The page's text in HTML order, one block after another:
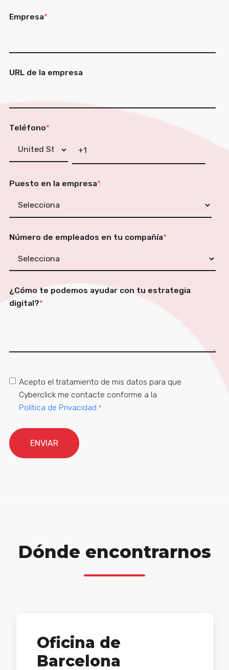
Empresa*
URL de la empresa
Teléfono*
Puesto en la empresa*
Número de empleados en tu compañía*
¿Cómo te podemos ayudar con tu estrategia
digital?*
Acepto el tratamiento de mis datos para que
Cyberclick me contacte conforme a la
Política de Privacidad *
Dónde encontrarnos
Oficina de
Barcelona